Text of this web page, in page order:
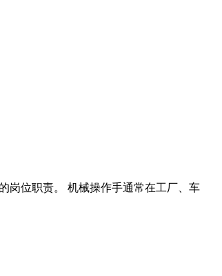
岗位职责。 机械操作手通常在工厂、车